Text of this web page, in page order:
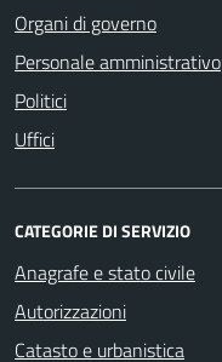
Organi di governo
Personale amministrativo
Politici
Uffici
CATEGORIE DI SERVIZIO
Anagrafe e stato civile
Autorizzazioni
Catasto e urbanistica